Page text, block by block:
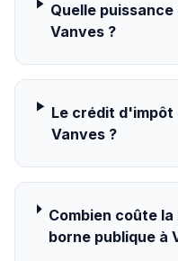
Quelle
Vanves ?
Le crédit d'impôt
Vanves ?
Combien coûte
borne publique à